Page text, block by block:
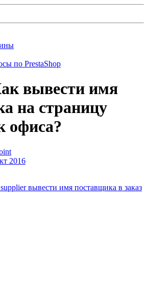
по PrestaShop
вывести имя
на страницу
офиса?
2016
supplierвывести имя поставщика в заказ